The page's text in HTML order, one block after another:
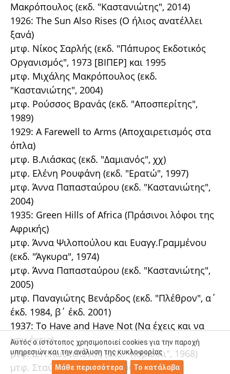
Μακρόπουλος (εκδ. "Καστανιώτης", 2014)
1926: The Sun Also Rises (Ο ήλιος ανατέλλει
ξανά)
μτφ. Νίκος Σαρλής (εκδ. "Πάπυρος Εκδοτικός
Οργανισμός", 1973 [ΒΙΠΕΡ] και 1995
μτφ. Μιχάλης Μακρόπουλος (εκδ.
"Καστανιώτης", 2004)
μτφ. Ρούσσος Βρανάς (εκδ. "Αποσπερίτης",
1989)
1929: A Farewell to Arms (Αποχαιρετισμός στα
όπλα)
μτφ. Β.Λιάσκας (εκδ. "Δαμιανός", χχ)
μτφ. Ελένη Ρουφάνη (εκδ. "Ερατώ", 1997)
μτφ. Άννα Παπασταύρου (εκδ. "Καστανιώτης",
2004)
1935: Green Hills of Africa (Πράσινοι λόφοι της
Αφρικής)
μτφ. Άννα Ψιλοπούλου και Ευαγγ.Γραμμένου
(εκδ. "Άγκυρα", 1974)
μτφ. Άννα Παπασταύρου (εκδ. "Καστανιώτης",
2005)
μτφ. Παναγιώτης Βενάρδος (εκδ. "Πλέθρον", α΄
έκδ. 1984, β΄ έκδ. 2001)
1937: To Have and Have Not (Να έχεις και να
μην έχεις),
μτφ. Δ.Π.Κωστελένος (εκδ. "Κοράλλι", 1968)
μτφ. Σταύρος Παπασταύρου (εκδ.
Αυτός ο ιστότοπος χρησιμοποιεί cookies για την παροχή
υπηρεσιών και την ανάλυση της κυκλοφορίας
Μάθε περισσότερα
Το κατάλαβα